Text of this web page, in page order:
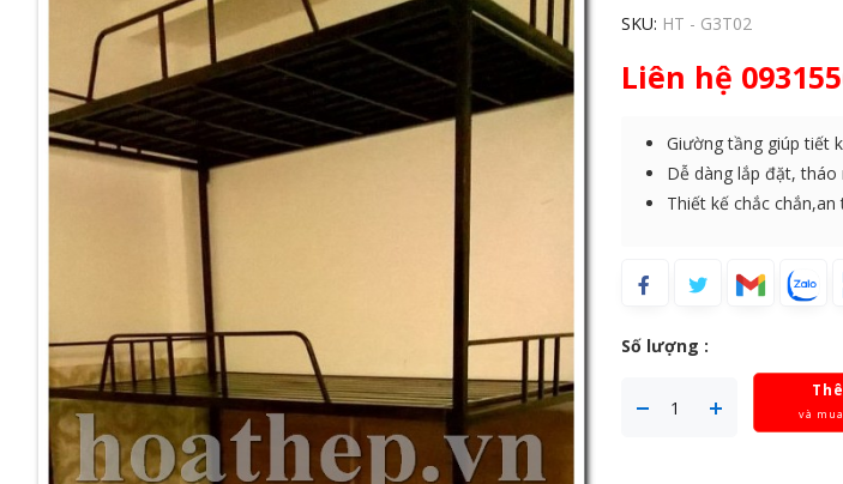
SKU: HT - G3T02
Liên hệ
Giường tầng giúp tiết
Dễ dàng lắp đặt, tháo
Thiết kế chắc
Số lượng :
và